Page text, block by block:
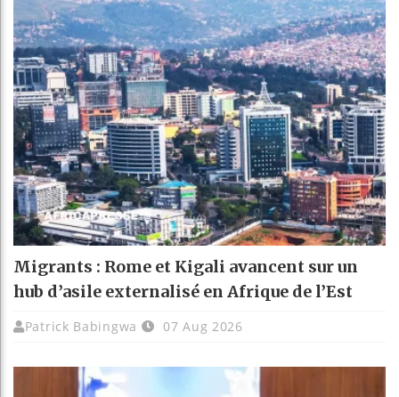
Migrants : Rome et Kigali avancent sur un
hub d’asile externalisé en Afrique de l’Est
Patrick Babingwa 07 Aug 2026